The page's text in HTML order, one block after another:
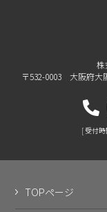
〒532-0003 大阪府大
[ 受付
TOPページ